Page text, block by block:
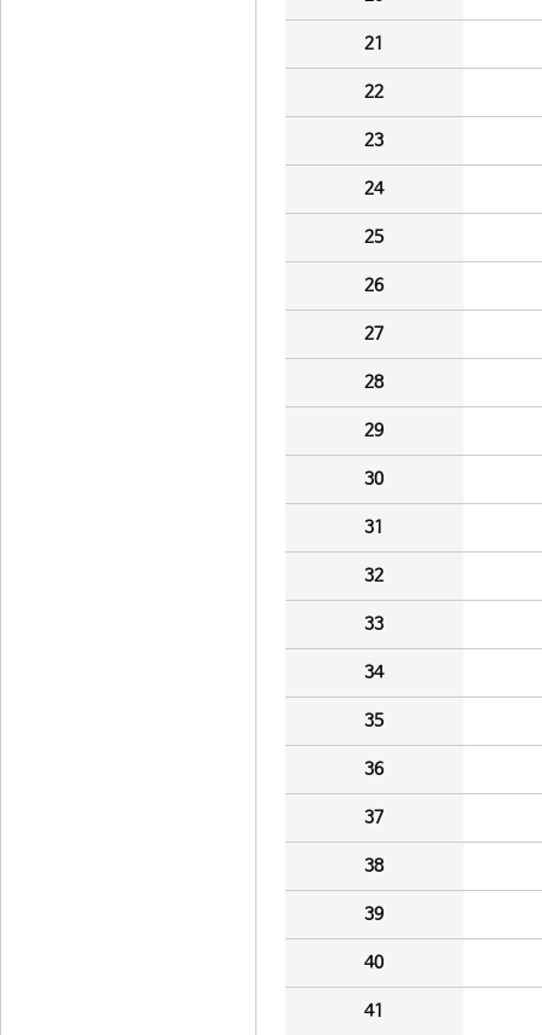
21
22
23
24
25
26
27
28
29
30
31
32
33
34
35
36
37
38
39
40
41